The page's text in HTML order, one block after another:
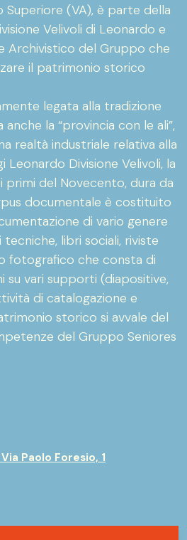
Paolo Foresio, 1
Superiore (VA), è parte della
Velivoli di Leonardo e
Archivistico del Gruppo che
il patrimonio storico
legata alla tradizione
la “provincia con le ali”,
realtà industriale relativa alla
Divisione Velivoli, la
primi del Novecento, dura da
documentale è costituito
di vario genere
libri sociali, riviste
fotografico che consta di
su vari supporti (diapositive,
di catalogazione e
storico si avvale del
del Gruppo Seniores